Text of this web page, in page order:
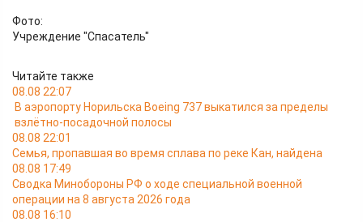
Фото:
Учреждение "Спасатель"
Читайте также
08.08 22:07
В аэропорту Норильска Boeing 737 выкатился за пределы
взлётно-посадочной полосы
08.08 22:01
Семья, пропавшая во время сплава по реке Кан, найдена
08.08 17:49
Сводка Минобороны РФ о ходе специальной военной
операции на 8 августа 2026 года
08.08 16:10